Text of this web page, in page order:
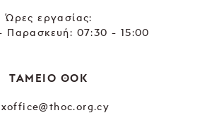
Ώρες εργασίας:
Παρασκευή: 07:30 - 15:00
ΤΑΜΕΙΟ ΘΟΚ